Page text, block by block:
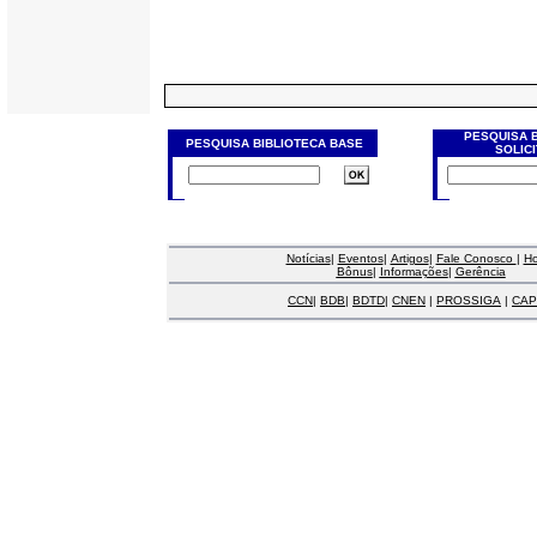
PESQUISA BIBLIOTECA BASE
PESQUISA
Notícias| Eventos| Artigos| Fale Conosco |
Bônus| Informações| Gerência
CCN| BDB| BDTD| CNEN | PROSSIGA |